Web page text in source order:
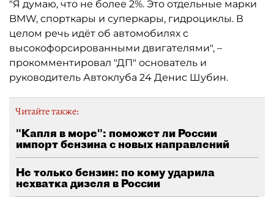
"Я думаю, что не более 2%. Это отдельные марки
BMW, спорткары и суперкары, гидроциклы. В
целом речь идёт об автомобилях с
высокофорсированными двигателями", –
прокомментировал "ДП" основатель и
руководитель Автоклуба 24 Денис Шубин.
Читайте также:
"Капля в море": поможет ли России
импорт бензина с новых направлений
Не только бензин: по кому ударила
нехватка дизеля в России